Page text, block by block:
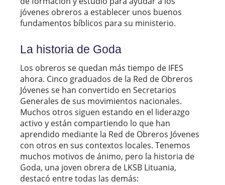
jóvenes obreros a establecer unos buenos
fundamentos bíblicos para su ministerio.
La historia de Goda
Los obreros se quedan más tiempo de IFES
ahora. Cinco graduados de la Red de Obreros
Jóvenes se han convertido en Secretarios
Generales de sus movimientos nacionales.
Muchos otros siguen estando en el liderazgo
activo y están compartiendo lo que han
aprendido mediante la Red de Obreros Jóvenes
con otros en sus contextos locales. Tenemos
muchos motivos de ánimo, pero la historia de
Goda, una joven obrera de LKSB Lituania,
destacó entre todas las demás: